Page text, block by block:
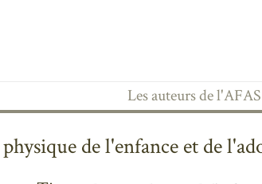
Les auteurs de l'AFAS
de l'enfance et de